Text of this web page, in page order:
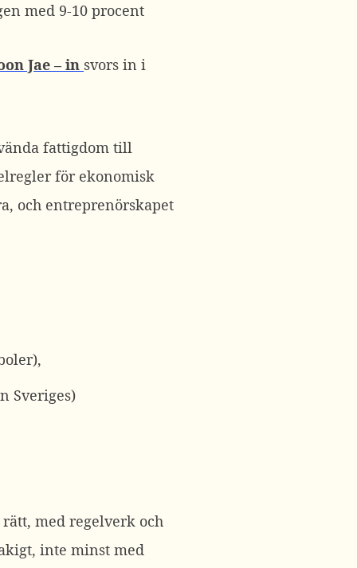
med 9-10 procent
Jae – in svors in i
fattigdom till
för ekonomisk
och entreprenörskapet
Sveriges)
med regelverk och
inte minst med